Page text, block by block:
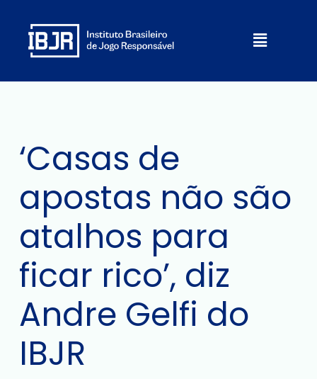
conteúdo
Menu
‘Casas de
apostas não são
atalhos para
ficar rico’, diz
Andre Gelfi do
IBJR